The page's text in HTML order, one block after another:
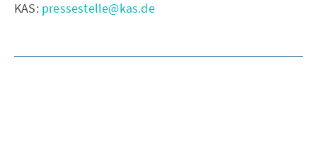
KAS: pressestelle@kas.de